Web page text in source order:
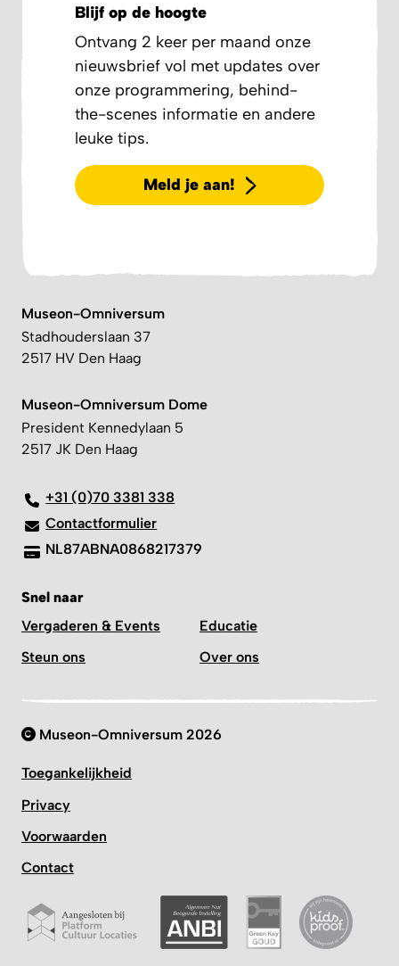
Blijf op de hoogte
Ontvang 2 keer per maand onze
nieuwsbrief vol met updates over
onze programmering, behind-
the-scenes informatie en andere
leuke tips.
Meld je aan!
Museon-Omniversum
Stadhouderslaan 37
2517 HV Den Haag
Museon-Omniversum Dome
President Kennedylaan 5
2517 JK Den Haag
+31 (0)70 3381 338
Contactformulier
NL87ABNA0868217379
Snel naar
Vergaderen & Events
Educatie
Steun ons
Over ons
Museon-Omniversum 2026
Toegankelijkheid
Privacy
Voorwaarden
Contact